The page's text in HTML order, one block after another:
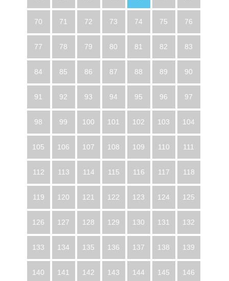
70 71 72 73 74 75 76
77 78 79 80 81 82 83
84 85 86 87 88 89 90
91 92 93 94 95 96 97
98 99 100 101 102 103 104
105 106 107 108 109 110 111
112 113 114 115 116 117 118
119 120 121 122 123 124 125
126 127 128 129 130 131 132
133 134 135 136 137 138 139
140 141 142 143 144 145 146